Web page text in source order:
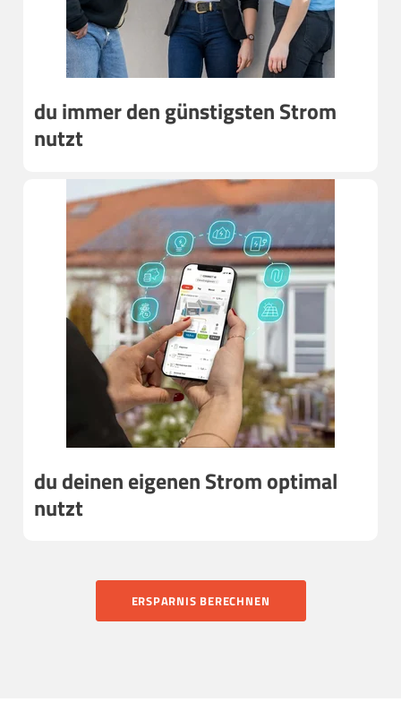
du immer den günstigsten Strom
nutzt
du deinen eigenen Strom optimal
nutzt
ERSPARNIS BERECHNEN